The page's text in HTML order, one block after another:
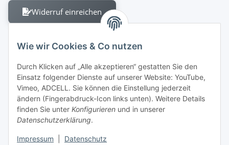
Wie wir Cookies & Co nutzen
Durch Klicken auf „Alle akzeptieren“ gestatten Sie den
Einsatz folgender Dienste auf unserer Website: YouTube,
Vimeo, ADCELL. Sie können die Einstellung jederzeit
ändern (Fingerabdruck-Icon links unten). Weitere Details
finden Sie unter Konfigurieren und in unserer
Datenschutzerklärung.
Impressum Datenschutz
Widerruf einreichen
Berliner Allee 38
13088 Berlin
Shop +49 30 4280 2070
Fax +49 30 4280 2071